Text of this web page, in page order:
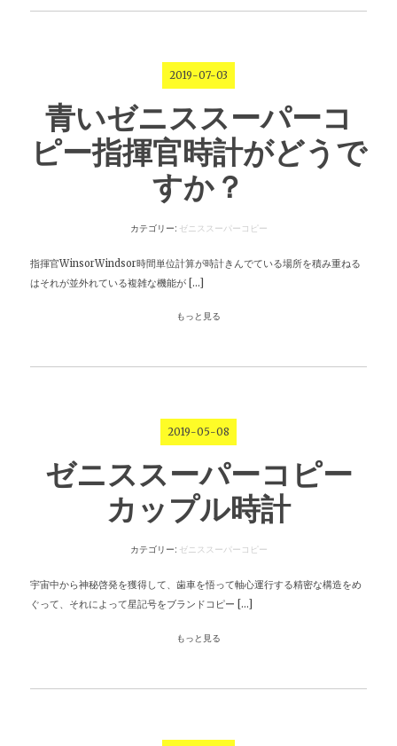
2019-07-03
青いゼニススーパーコ
ピー指揮官時計がどうで
すか？
カテゴリー: ゼニススーパーコピー
指揮官WinsorWindsor時間単位計算が時計きんでている場所を積み重ねる
はそれが並外れている複雑な機能が […]
もっと見る
2019-05-08
ゼニススーパーコピー
カップル時計
カテゴリー: ゼニススーパーコピー
宇宙中から神秘啓発を獲得して、歯車を悟って軸心運行する精密な構造をめ
ぐって、それによって星記号をブランドコピー […]
もっと見る